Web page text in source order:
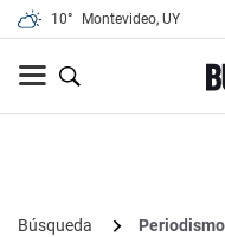
10° Montevideo, UY
Búsqueda
Periodismo